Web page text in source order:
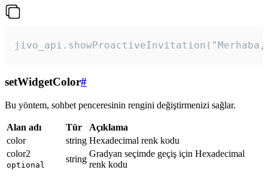
setWidgetColor#
Bu yöntem, sohbet penceresinin rengini değiştirmenizi sağlar.
Alan adı Tür
Açıklama
color
string Hexadecimal renk kodu
color2
optional
string
Gradyan seçimde geçiş için Hexadecimal
renk kodu